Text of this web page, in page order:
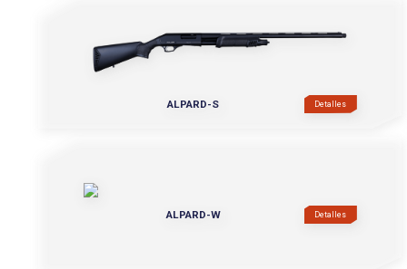
ALPARD-S Detalles
ALPARD-W Detalles